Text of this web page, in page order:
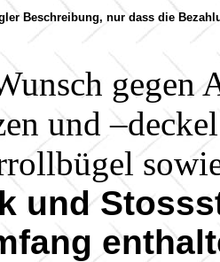
Beschreibung, nur dass die
gegen
und –deckel
und